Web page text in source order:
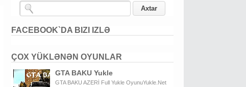
FACEBOOK`DA BIZI IZLƏ
ÇOX YÜKLƏNƏN OYUNLAR
GTA BAKU Yukle
GTA BAKU AZERİ Full Yukle OyunuYukle.Net